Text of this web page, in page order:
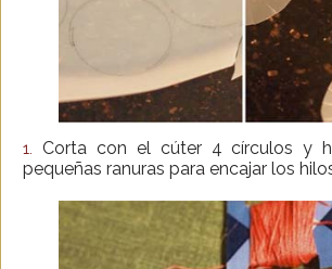
1.
Corta con el cúter 4 círculos y
pequeñas ranuras para encajar los